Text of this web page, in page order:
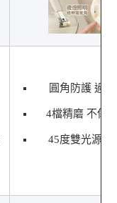
圓角防護 過
4檔精磨 不傷
45度雙光源